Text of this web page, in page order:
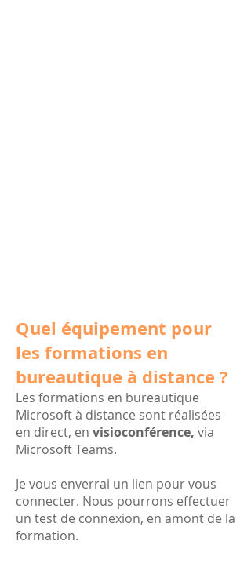
Quel équipement pour
les formations en
bureautique à distance ?
Les formations en bureautique
Microsoft à distance sont réalisées
en direct, en visioconférence, via
Microsoft Teams.
Je vous enverrai un lien pour vous
connecter. Nous pourrons effectuer
un test de connexion, en amont de la
formation.